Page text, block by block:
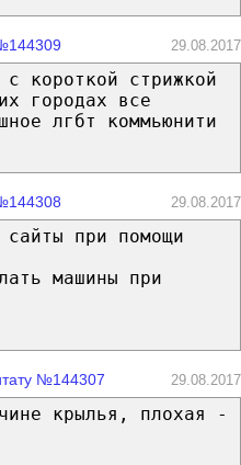
29.08.2017
короткой стрижкой
городах все
лгбт коммьюнити
29.08.2017
при помощи
машины при
№144307 29.08.2017
крылья, плохая -